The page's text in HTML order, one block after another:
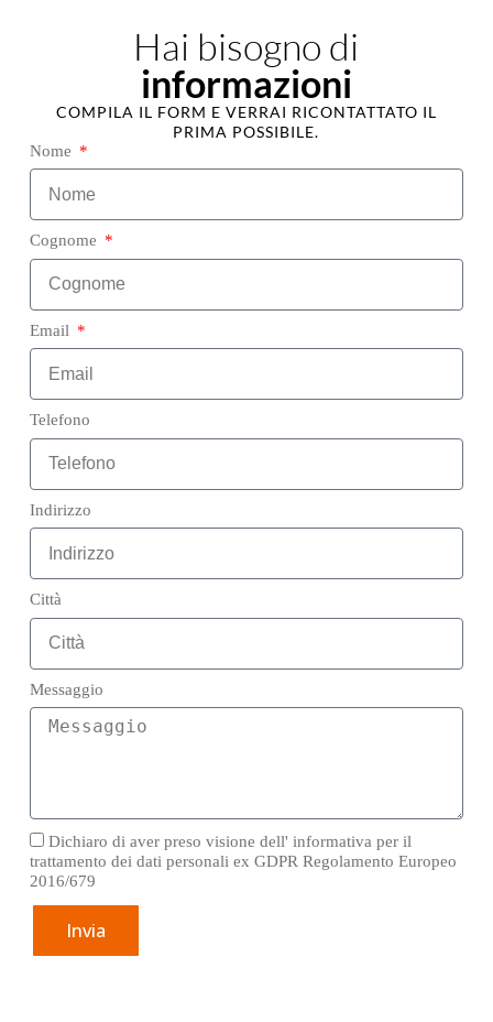
Hai bisogno di
informazioni
COMPILA IL FORM E VERRAI RICONTATTATO IL
PRIMA POSSIBILE.
Nome
Cognome
Email
Telefono
Indirizzo
Città
Messaggio
Dichiaro di aver preso visione dell' informativa per il
trattamento dei dati personali ex GDPR Regolamento Europeo
2016/679
Invia